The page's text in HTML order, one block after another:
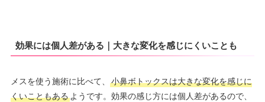
効果には個人差がある｜大きな変化を感じにくいことも
メスを使う施術に比べて、
小鼻ボトックスは大きな変化を感じに
くいこともあるようです。効果の感じ方には個人差があるので、